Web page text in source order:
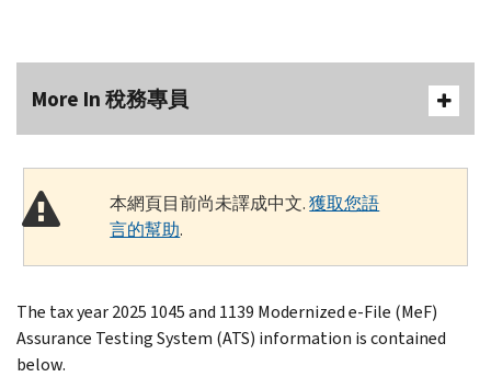
More In 稅務專員
本網頁目前尚未譯成中文.獲取您語
言的幫助.
The tax year 2025 1045 and 1139 Modernized e-File (MeF)
Assurance Testing System (ATS) information is contained
below.